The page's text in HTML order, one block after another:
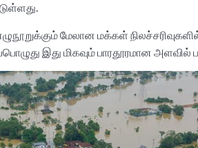
மேலான மக்கள்
இது மிகவும் பாரதூரமான அளவில்